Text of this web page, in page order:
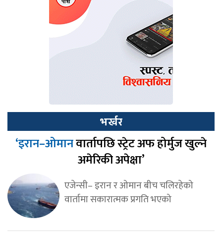
भर्खर
‘इरान–ओमानवार्तापछि स्ट्रेट अफ होर्मुज खुल्ने
अमेरिकी अपेक्षा’
एजेन्सी– इरान र ओमान बीच चलिरहेको
वार्तामा सकारात्मक प्रगति भएको